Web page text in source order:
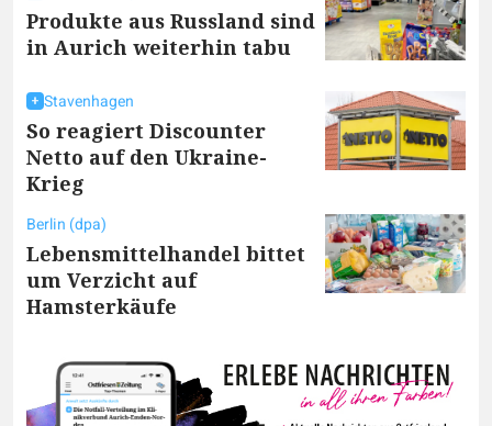
Produkte aus Russland sind
in Aurich weiterhin tabu
Stavenhagen
So reagiert Discounter
Netto auf den Ukraine-
Krieg
Berlin (dpa)
Lebensmittelhandel bittet
um Verzicht auf
Hamsterkäufe